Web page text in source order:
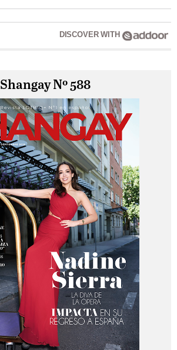
DISCOVER WITH
Shangay Nº 588